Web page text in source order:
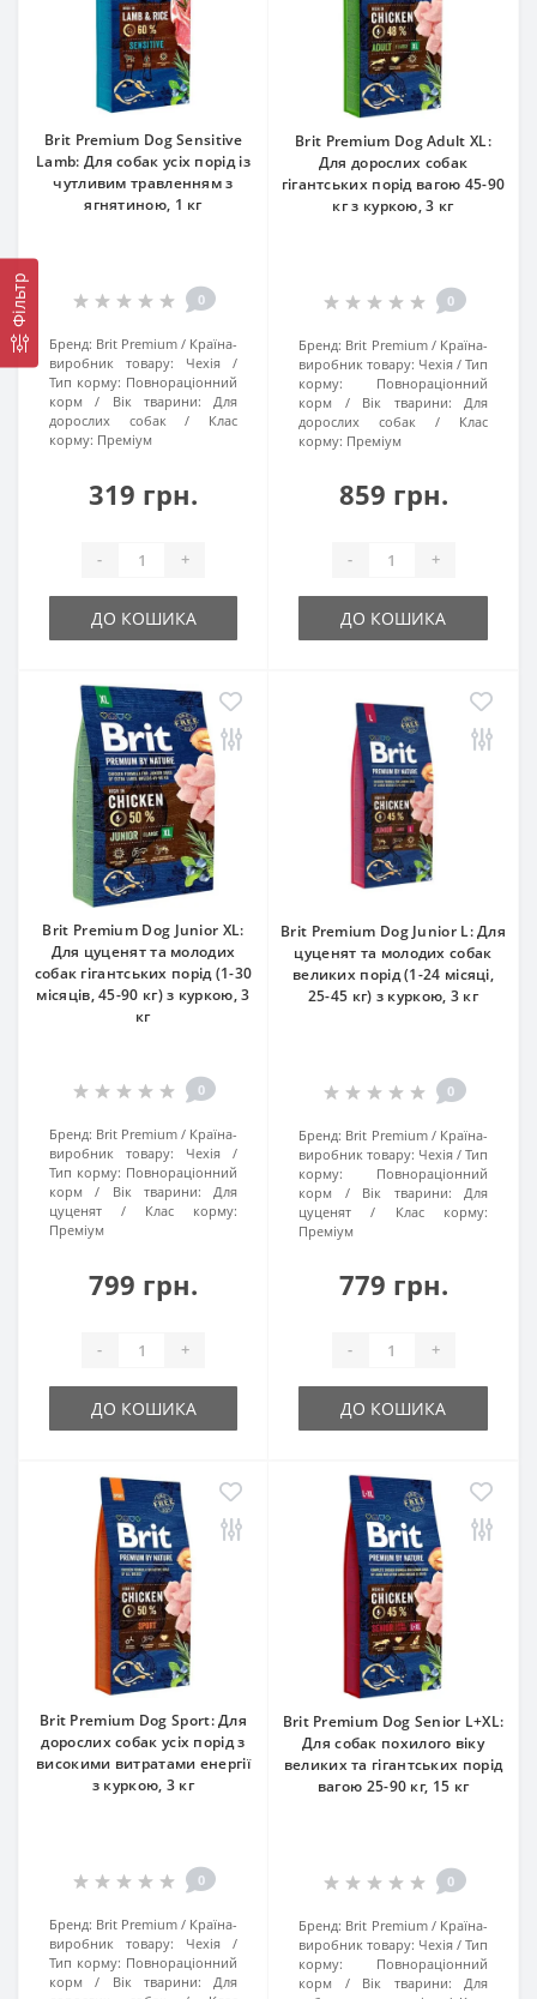
Фільтр
Brit Premium Dog Sensitive
Lamb: Для собак усіх порід із
чутливим травленням з
ягнятиною, 1 кг
0
Бренд: Brit Premium
Країна-
виробник товару:
Чехія
Тип корму: Повнораціонний
корм
Вік тварини:
Для
дорослих собак
Клас
корму: Преміум
319 грн.
- +
ДО КОШИКА
Brit Premium Dog Adult XL:
Для дорослих собак
гігантських порід вагою 45-90
кг з куркою, 3 кг
0
Бренд: Brit Premium
Країна-
виробник товару: Чехія
Тип
корму:
Повнораціонний
корм
Вік тварини:
Для
дорослих собак
Клас
корму: Преміум
859 грн.
- +
ДО КОШИКА
Brit Premium Dog Junior XL:
Для цуценят та молодих
собак гігантських порід (1-30
місяців, 45-90 кг) з куркою, 3
кг
0
Бренд: Brit Premium
Країна-
виробник товару:
Чехія
Тип корму: Повнораціонний
корм
Вік тварини:
Для
цуценят
Клас корму:
Преміум
799 грн.
- +
ДО КОШИКА
Brit Premium Dog Junior L: Для
цуценят та молодих собак
великих порід (1-24 місяці,
25-45 кг) з куркою, 3 кг
0
Бренд: Brit Premium
Країна-
виробник товару: Чехія
Тип
корму:
Повнораціонний
корм
Вік тварини:
Для
цуценят
Клас корму:
Преміум
779 грн.
- +
ДО КОШИКА
Brit Premium Dog Sport: Для
дорослих собак усіх порід з
високими витратами енергії
з куркою, 3 кг
0
Бренд: Brit Premium
Країна-
виробник товару:
Чехія
Тип корму: Повнораціонний
корм
Вік тварини:
Для
Brit Premium Dog Senior L+XL:
Для собак похилого віку
великих та гігантських порід
вагою 25-90 кг, 15 кг
0
Бренд: Brit Premium
Країна-
виробник товару: Чехія
Тип
корму:
Повнораціонний
корм
Вік тварини:
Для